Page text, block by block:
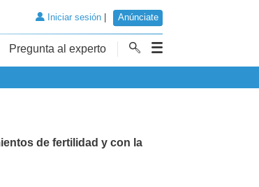
Iniciar sesión| Anúnciate
Pregunta al experto
de fertilidad y con la